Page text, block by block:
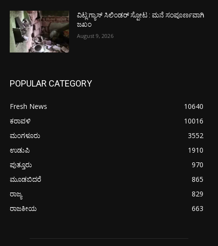
ವಿಟ್ಲ:ಗ್ಯಾಸ್ ಸಿಲಿಂಡರ್ ಸ್ಪೋಟ : ಮನೆ ಸಂಪೂರ್ಣವಾಗಿ
ಜಖಂ
August 9, 2026
POPULAR CATEGORY
Fresh News
10640
ಕರಾವಳಿ
10016
ಮಂಗಳೂರು
3552
ಉಡುಪಿ
1910
ಪುತ್ತೂರು
970
ಮೂಡಬಿದರೆ
865
ರಾಜ್ಯ
829
ರಾಜಕೀಯ
663